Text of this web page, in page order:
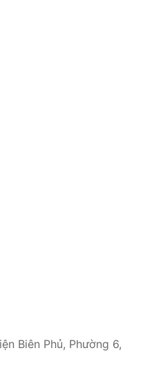
Biên Phủ, Phường 6,